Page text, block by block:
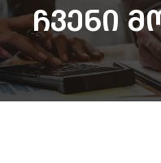
ჩვენი